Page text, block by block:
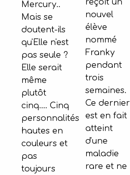
Mercury..
Mais se
doutent-ils
qu'Elle n'est
pas seule ?
Elle serait
même
plutôt
cinq.... Cinq
personnalités
hautes en
couleurs et
pas
toujours
reçoit un
nouvel
élève
nommé
Franky
pendant
trois
semaines.
Ce dernier
est en fait
atteint
d'une
maladie
rare et ne